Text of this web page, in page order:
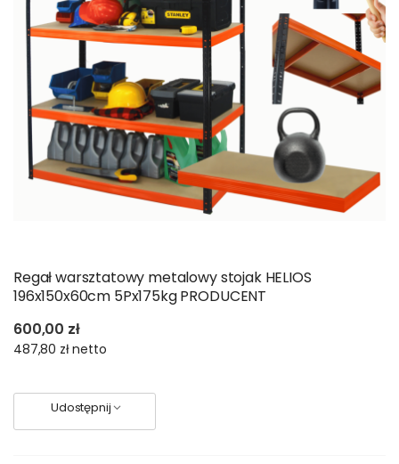
Regał warsztatowy metalowy stojak HELIOS
196x150x60cm 5Px175kg PRODUCENT
600,00 zł
487,80 złnetto
Udostępnij